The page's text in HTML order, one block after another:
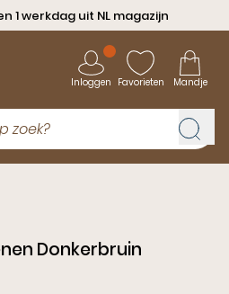
1 werkdag uit NL magazijn
Inloggen Favorieten Mandje
Donkerbruin